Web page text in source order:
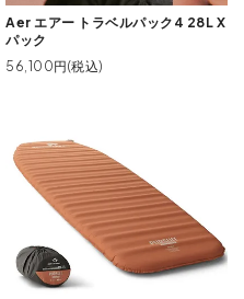
Aer エアー トラベルパック4 28L X
パック
56,100円(税込)